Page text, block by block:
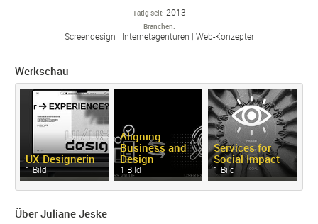
Tätig seit 2013
Branchen
Screendesign Internetagenturen Web-Konzepter
Werkschau
UX Designerin
1 Bild
Aligning
Business and
Design
1 Bild
Services for
Social Impact
1 Bild
Über Juliane Jeske